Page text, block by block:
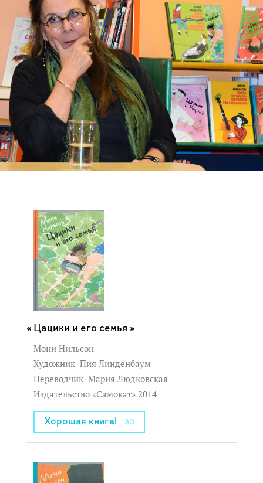
Цацики и его семья »
Мони Нильсон
Художник Пия Линденбаум
Переводчик Мария Людковская
Издательство «Самокат» 2014
Хорошая книга! 30